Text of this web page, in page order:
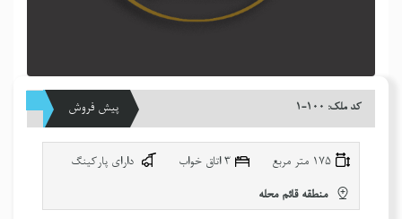
کد ملک: ١٠٠-١ پیش فروش
175 متر مربع ٣ اتاق خواب دارای پارکینگ
منطقه قائم محله